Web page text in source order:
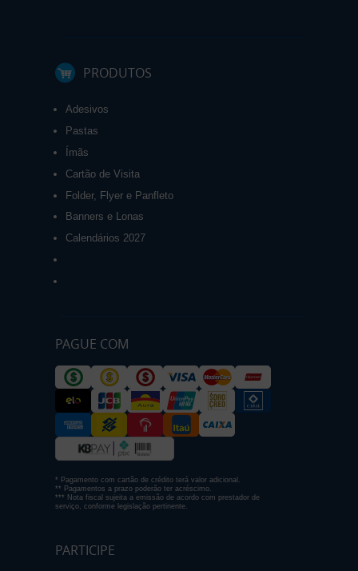
PRODUTOS
Adesivos
Pastas
Ímãs
Cartão de Visita
Folder, Flyer e Panfleto
Banners e Lonas
Calendários 2027
PAGUE COM
* Pagamento com cartão de crédito terá valor adicional.
** Pagamentos a prazo poderão ter acréscimo.
*** Nota fiscal sujeita a emissão de acordo com prestador de
serviço, conforme legislação pertinente.
PARTICIPE